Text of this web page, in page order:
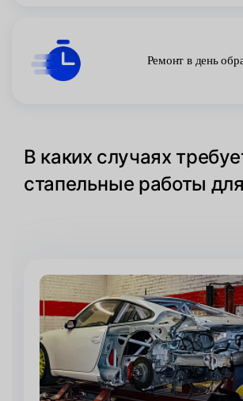
Ремонт в день
В каких случаях
стапельные работы